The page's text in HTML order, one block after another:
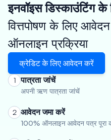
इनवॉइस डिस्काउंटिंग
वित्तपोषण के लिए
ऑनलाइन प्रक्रिया
क्रेडिट के लिए आवेदन करें
1 पात्रता जांचें
अपनी ऋण पात्रता जांचें
2 आवेदन जमा करें
100% ऑनलाइन आवेदन पत्र पूरा